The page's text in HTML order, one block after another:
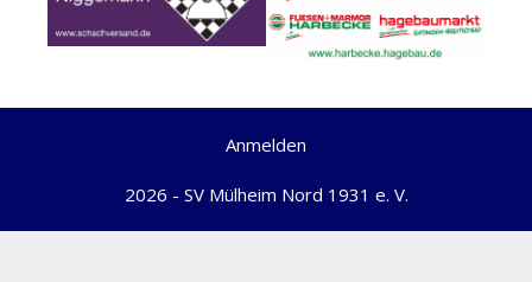
Anmelden
2026 - SV Mülheim Nord 1931 e. V.